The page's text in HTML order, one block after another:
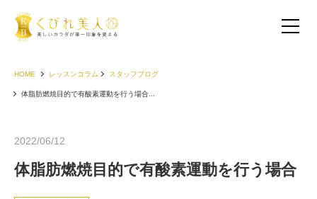
HOME レッスンコラム スタッフブログ
体脂肪燃焼目的で有酸素運動を行う場合...
2022/06/12
体脂肪燃焼目的で有酸素運動を行う場合